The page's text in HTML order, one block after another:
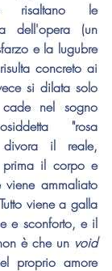
risaltano le
dell'opera (un
e la lugubre
concreto ai
si dilata solo
nel sogno
"rosa
divora il reale,
prima il corpo e
ammaliato
viene a galla
e sconforto, e il
è che un
void
proprio amore